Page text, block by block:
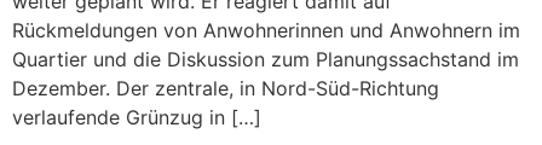
Rückmeldungen von Anwohnerinnen und Anwohnern im
Quartier und die Diskussion zum Planungssachstand im
Dezember. Der zentrale, in Nord-Süd-Richtung
verlaufende Grünzug in […]